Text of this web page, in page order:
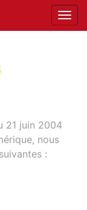
21 juin 2004
nous
: